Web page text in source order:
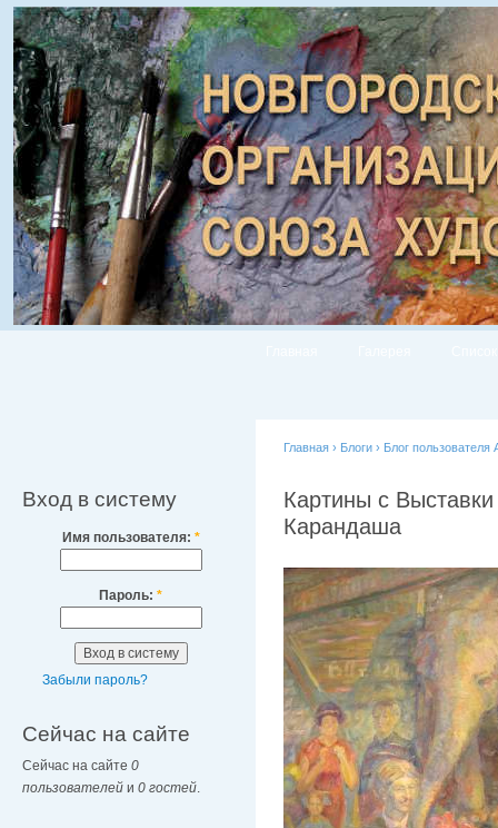
Вход в систему
Имя пользователя: *
Пароль: *
Забыли пароль?
Сейчас на сайте
Сейчас на сайте 0
пользователей и 0 гостей
Главная › Блоги › Блог
Картины с
Карандаша